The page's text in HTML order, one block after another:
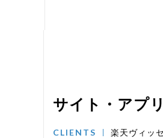
サイト・アプ
CLIENTS 楽天ヴィッ